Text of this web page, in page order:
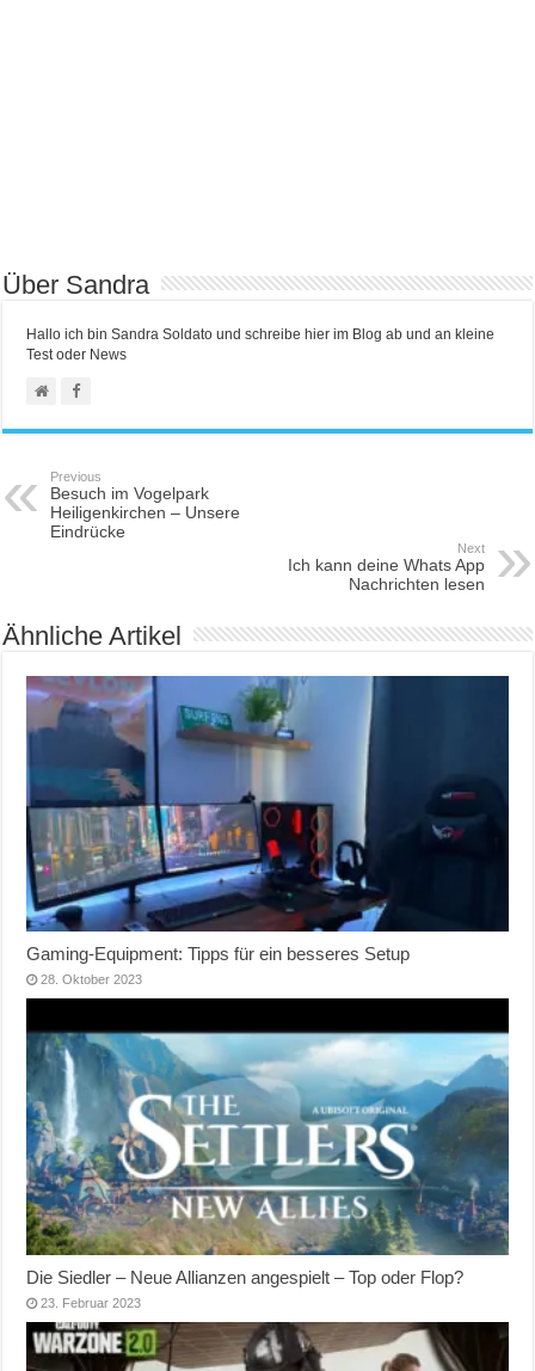
Über Sandra
Hallo ich bin Sandra Soldato und schreibe hier im Blog ab und an kleine
Test oder News
Previous
Besuch im Vogelpark
Heiligenkirchen – Unsere
Eindrücke
Next
Ich kann deine Whats App
Nachrichten lesen
Ähnliche Artikel
Gaming-Equipment: Tipps für ein besseres Setup
28. Oktober 2023
Die Siedler – Neue Allianzen angespielt – Top oder Flop?
23. Februar 2023